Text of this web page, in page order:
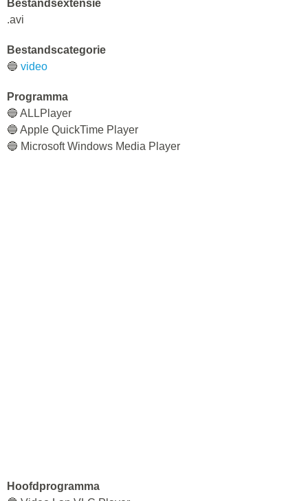
Bestandsextensie
.avi
Bestandscategorie
🔵 video
Programma
🔵 ALLPlayer
🔵 Apple QuickTime Player
🔵 Microsoft Windows Media Player
Hoofdprogramma